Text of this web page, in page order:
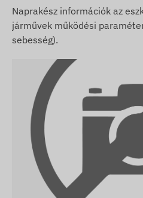
Naprakész információk az
járművek működési
sebesség).